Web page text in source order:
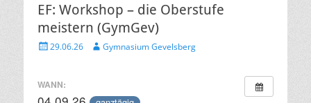
EF: Workshop – die Oberstufe
meistern (GymGev)
Veröffentlicht
29.06.26 AutorGymnasium Gevelsberg
WANN: